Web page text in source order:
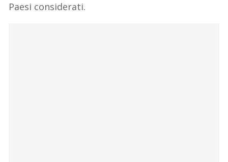
Paesi considerati.